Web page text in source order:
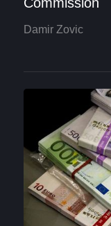
Damir Zovic